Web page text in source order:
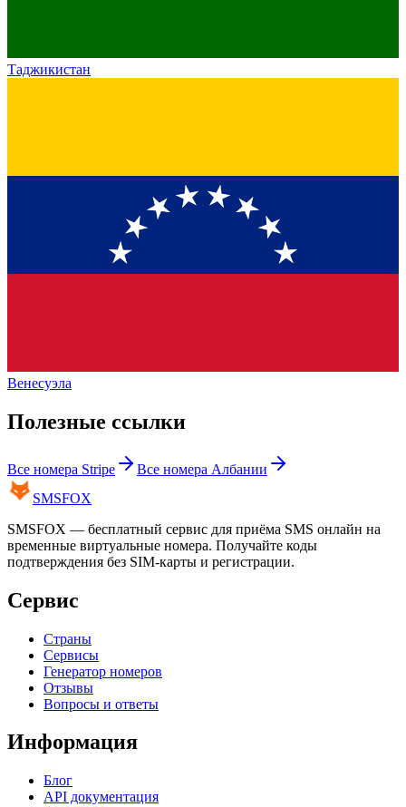
Таджикистан
Венесуэла
Полезные ссылки
Все номера Stripe Все номера Албании
SMSFOX
SMSFOX — бесплатный сервис для приёма SMS онлайн на
временные виртуальные номера. Получайте коды
подтверждения без SIM-карты и регистрации.
Сервис
Страны
Сервисы
Генератор номеров
Отзывы
Вопросы и ответы
Информация
Блог
API документация